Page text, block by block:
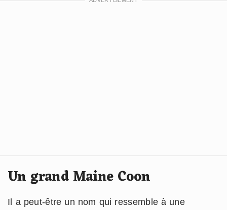
Un grand Maine Coon
Il a peut-être un nom qui ressemble à une